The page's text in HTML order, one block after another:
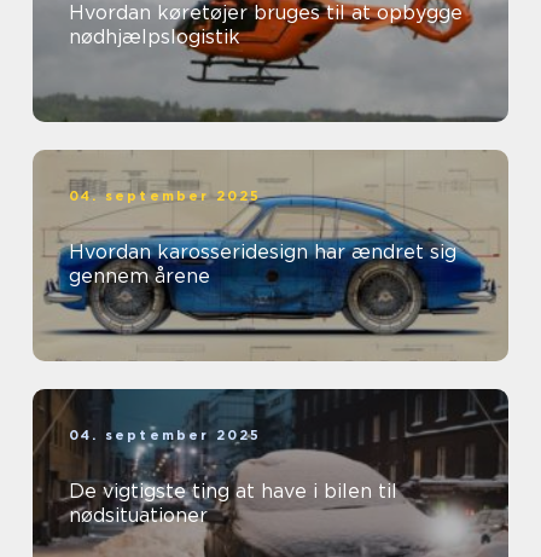
Hvordan køretøjer bruges til at opbygge
nødhjælpslogistik
04. september 2025
Hvordan karosseridesign har ændret sig
gennem årene
04. september 2025
De vigtigste ting at have i bilen til
nødsituationer